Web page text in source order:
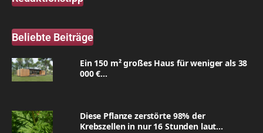
Beliebte Beiträge
Ein 150 m² großes Haus für weniger als 38
000 €...
Diese Pflanze zerstörte 98% der
Krebszellen in nur 16 Stunden laut...